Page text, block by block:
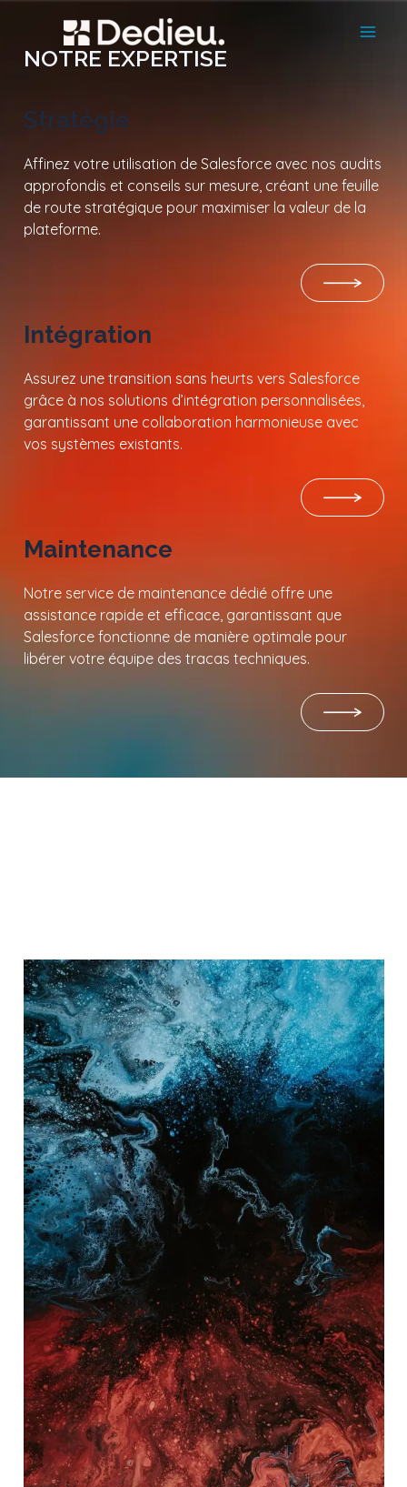
contentNOTRE EXPERTISE
Stratégie
Affinez votre utilisation de Salesforce avec nos audits
approfondis et conseils sur mesure, créant une feuille
de route stratégique pour maximiser la valeur de la
plateforme.
Intégration
Assurez une transition sans heurts vers Salesforce
grâce à nos solutions d’intégration personnalisées,
garantissant une collaboration harmonieuse avec
vos systèmes existants.
Maintenance
Notre service de maintenance dédié offre une
assistance rapide et efficace, garantissant que
Salesforce fonctionne de manière optimale pour
libérer votre équipe des tracas techniques.